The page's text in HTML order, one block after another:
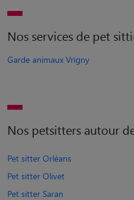
Nos services de pet
Garde animaux Vrigny
Nos petsitters autour
Pet sitter Orléans
Pet sitter Olivet
Pet sitter Saran